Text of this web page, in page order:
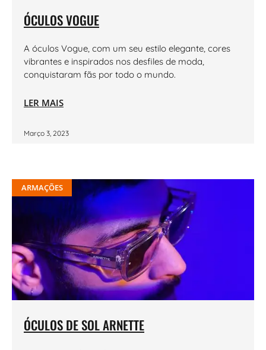
ÓCULOS VOGUE
A óculos Vogue, com um seu estilo elegante, cores
vibrantes e inspirados nos desfiles de moda,
conquistaram fãs por todo o mundo.
LER MAIS
Março 3, 2023
ARMAÇÕES
ÓCULOS DE SOL ARNETTE